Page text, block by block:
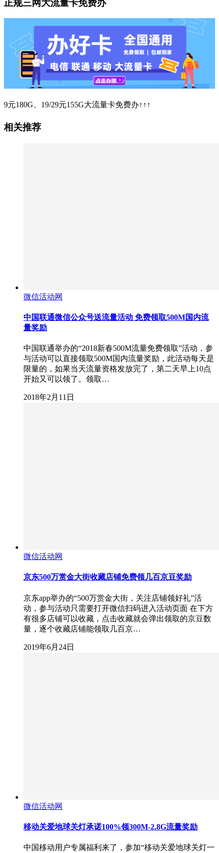
正规三网大流量卡免费办
9元180G、19/29元155G大流量卡免费办↑↑↑
相关推荐
微信活动网
中国联通微信公众号送流量活动 免费领取500M国内流
量奖励
中国联通举办的“2018新春500M流量免费领取”活动，参
与活动可以直接领取500M国内流量奖励，此活动每天是
限量的，如果当天流量资格发放完了，第二天早上10点
开始又可以领了。领取…
2018年2月11日
微信活动网
京东500万赏金大街收藏店铺免费领几百京豆奖励
京东app举办的“500万赏金大街，关注店铺领好礼”活
动，参与活动只需要打开微信扫码进入活动页面 在下方
有很多店铺可以收藏，点击收藏就会弹出领取的京豆数
量，逐个收藏店铺能领取几百京…
2019年6月24日
微信活动网
移动关爱地球关灯承诺100%领300M-2.8G流量奖励
中国移动用户专属福利来了，参加“移动关爱地球关灯一